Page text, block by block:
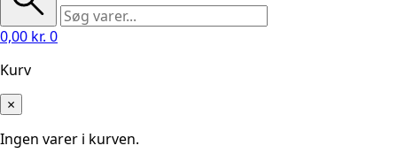
0,00 kr. 0
Kurv
×
Ingen varer i kurven.